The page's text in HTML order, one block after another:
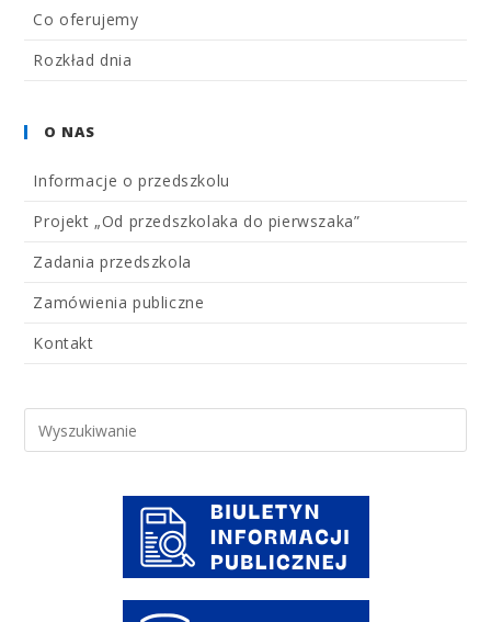
Co oferujemy
Rozkład dnia
O NAS
Informacje o przedszkolu
Projekt „Od przedszkolaka do pierwszaka”
Zadania przedszkola
Zamówienia publiczne
Kontakt